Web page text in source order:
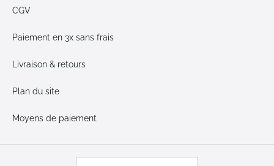
CGV
Paiement en 3x sans frais
Livraison & retours
Plan du site
Moyens de paiement